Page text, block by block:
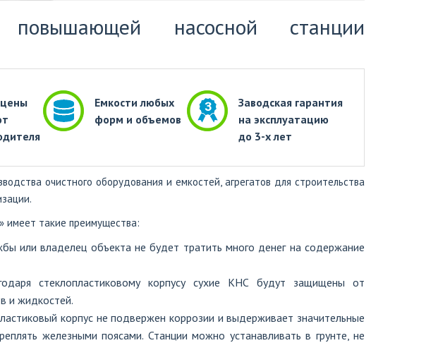
повышающей насосной станции
Емкости любых
форм и объемов
Заводская гарантия
на эксплуатацию
до 3-х лет
очистного оборудования и емкостей, агрегатов для строительства
имеет такие преимущества:
или владелец объекта не будет тратить много денег на содержание
стеклопластиковому корпусу сухие КНС будут защищены от
и жидкостей.
корпус не подвержен коррозии и выдерживает значительные
железными поясами. Станции можно устанавливать в грунте, не